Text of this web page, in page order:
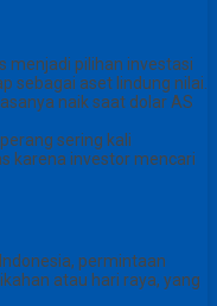
menjadi pilihan investasi
sebagai aset lindung nilai.
naik saat dolar AS
sering kali
karena investor mencari
permintaan
atau hari raya, yang